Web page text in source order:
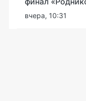
вчера, 10:31